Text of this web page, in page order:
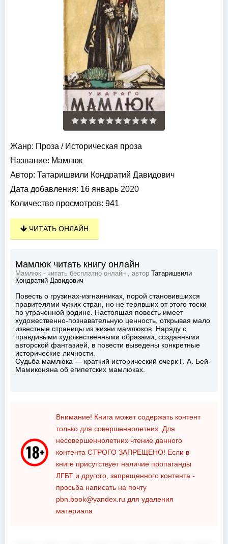
Жанр: Проза / Историческая проза
Название: Мамлюк
Автор: Татаришвили Кондратий Давидович
Дата добавления: 16 январь 2020
Количество просмотров: 941
ЧИТАТЬ ОНЛАЙН
Мамлюк читать книгу онлайн
Мамлюк - читать бесплатно онлайн , автор
Татаришвили
Кондратий Давидович
Повесть о грузинах-изгнанниках, порой становившихся
правителями чужих стран, но не терявших от этого тоски
по утраченной родине. Настоящая повесть имеет
художественно-познавательную ценность, открывая мало
известные страницы из жизни мамлюков. Наряду с
правдивыми художественными образами, созданными
авторской фантазией, в повести выведены конкретные
исторические личности.
Судьба мамлюка — краткий исторический очерк Г. А. Бей-
Мамиконяна об египетских мамлюках.
Внимание! Книга может содержать контент
только для совершеннолетних. Для
несовершеннолетних чтение данного
контента СТРОГО ЗАПРЕЩЕНО! Если в
книге присутствует наличие пропаганды
ЛГБТ и другого, запрещенного контента -
просьба написать на почту
pbn.book@yandex.ru для удаления
материала